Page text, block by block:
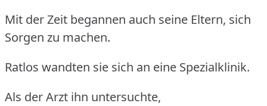
Mit der Zeit begannen auch seine Eltern, sich
Sorgen zu machen.
Ratlos wandten sie sich an eine Spezialklinik.
Als der Arzt ihn untersuchte,